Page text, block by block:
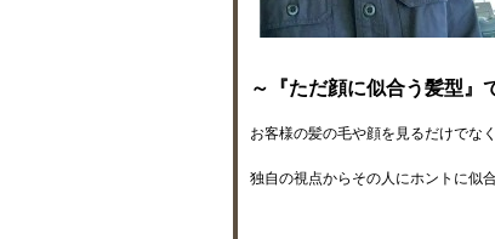
～『ただ顔に似合う髪型』
お客様の髪の毛や顔を見るだけでな
独自の視点からその人にホントに似